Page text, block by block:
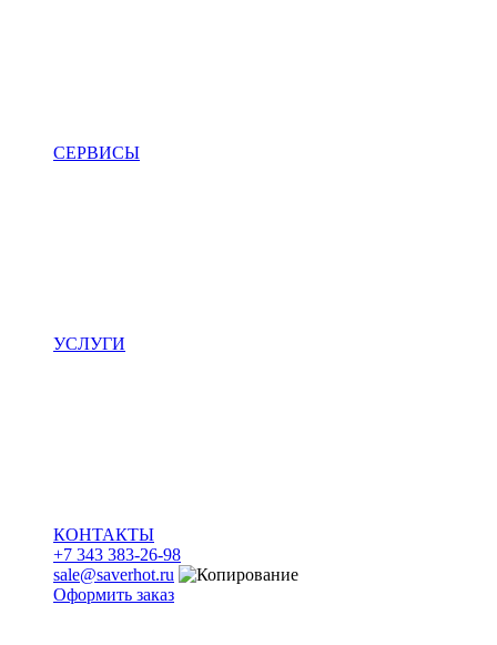
СЕРВИСЫ
УСЛУГИ
КОНТАКТЫ
+7 343 383-26-98
sale@saverhot.ru
Оформить заказ